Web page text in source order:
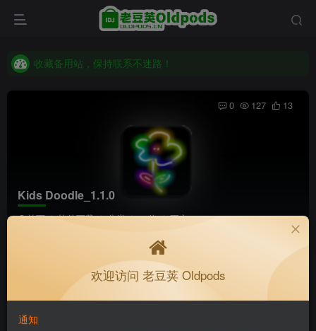
收藏备用站，保持联系不迷路！
收藏备用站，保持联系不迷路！
Kids Doodle_1.1.0
首页 软件下载 分类 32位 正文
0 127 13
1个月前更新
私信
软件信息
欢迎访问 老豆荚 Oldpods
通知